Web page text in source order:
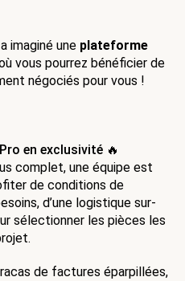
imaginé une plateforme
vous pourrez bénéficier de
négociés pour vous !
en exclusivité 🔥
complet, une équipe est
de conditions de
d’une logistique sur-
sélectionner les pièces les
de factures éparpillées,